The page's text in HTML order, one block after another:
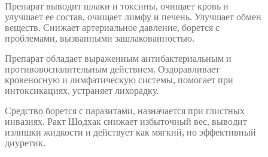
Препарат выводит шлаки и токсины, очищает кровь и
улучшает ее состав, очищает лимфу и печень. Улучшает обмен
веществ. Снижает артериальное давление, борется с
проблемами, вызванными зашлакованностью.
Препарат обладает выраженным антибактериальным и
противовоспалительным действием. Оздоравливает
кровеносную и лимфатическую системы, помогает при
интоксикациях, устраняет лихорадку.
Средство борется с паразитами, назначается при глистных
инвазиях. Ракт Шодхак снижает избыточный вес, выводит
излишки жидкости и действует как мягкий, но эффективный
диуретик.